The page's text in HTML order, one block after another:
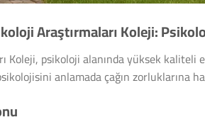
Araştırmaları Koleji:
Koleji, psikoloji alanında yüksek
anlamada çağın zorluklarına